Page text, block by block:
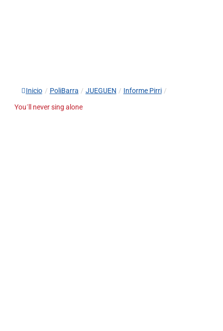
Inicio / PoliBarra / JUEGUEN / Informe Pirri /
You´ll never sing alone